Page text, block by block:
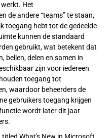
Het
de andere “teams” te staan,
toegang hebt tot de gedeelde
kunnen de standaard
gebruikt, wat betekent dat
bellen, delen en samen in
zijn voor iedereen
toegang tot
waardoor beheerders de
gebruikers toegang krijgen
wordt later dit jaar